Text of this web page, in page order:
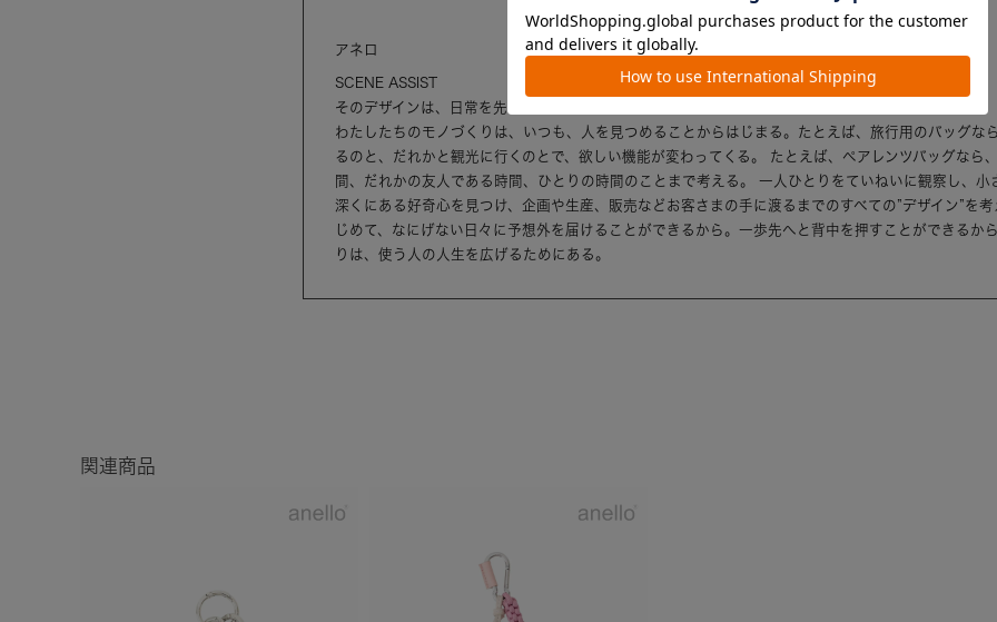
アネロ
SCENE ASSIST
そのデザインは、日常を先へ運べるか
わたしたちのモノづくりは、いつも、人を見つめることからはじまる。たとえば、旅行用のバッグな
るのと、だれかと観光に行くのとで、欲しい機能が変わってくる。 たとえば、ペアレンツバッグなら
間、だれかの友人である時間、ひとりの時間のことまで考える。 一人ひとりをていねいに観察し、小
深くにある好奇心を見つけ、企画や生産、販売などお客さまの手に渡るまでのすべての”デザイン”を
じめて、なにげない日々に予想外を届けることができるから。一歩先へと背中を押すことができるか
りは、使う人の人生を広げるためにある。
関連商品